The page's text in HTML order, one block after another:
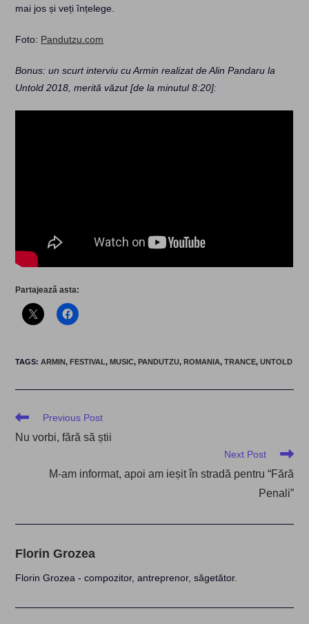
mai jos și veți înțelege.
Foto: Pandutzu.com
Bonus: un scurt interviu cu Armin realizat de Alin Pandaru la
Untold 2018, merită văzut [de la minutul 8:20]:
Partajează asta:
TAGS:ARMIN, FESTIVAL, MUSIC, PANDUTZU, ROMANIA, TRANCE, UNTOLD
Read
articles
Previous Post
Nu vorbi, fără să știi
Next Post
M-am informat, apoi am ieșit în stradă pentru “Fără
Penali”
Florin Grozea
Florin Grozea - compozitor, antreprenor, săgetător.